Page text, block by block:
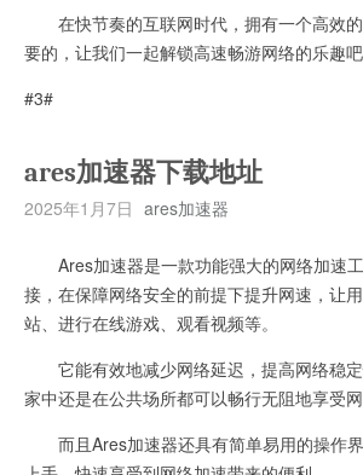
在快节奏的互联网时代，拥有一个高效
要的，让我们一起解锁高速畅游网络的乐趣吧
#3#
ares加速器下载地址
2025年1月7日 ares加速器
Ares加速器是一款功能强大的网络加速
接，在保障网络安全的前提下提升网速，让
站、进行在线游戏、观看视频等。
它能有效地减少网络延迟，提高网络稳
家中还是在公共场所都可以畅行无阻地享受网
而且Ares加速器还具有简单易用的操作